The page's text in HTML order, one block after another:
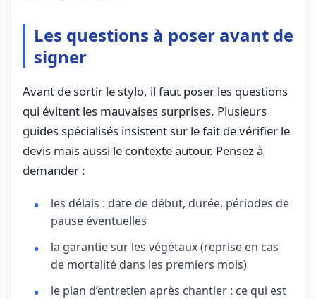
Les questions à poser avant de
signer
Avant de sortir le stylo, il faut poser les questions
qui évitent les mauvaises surprises. Plusieurs
guides spécialisés insistent sur le fait de vérifier le
devis mais aussi le contexte autour. Pensez à
demander :
les délais : date de début, durée, périodes de
pause éventuelles
la garantie sur les végétaux (reprise en cas
de mortalité dans les premiers mois)
le plan d’entretien après chantier : ce qui est